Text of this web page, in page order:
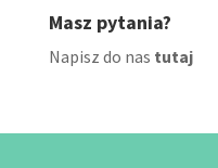
Masz pytania?
Napisz do nas tutaj